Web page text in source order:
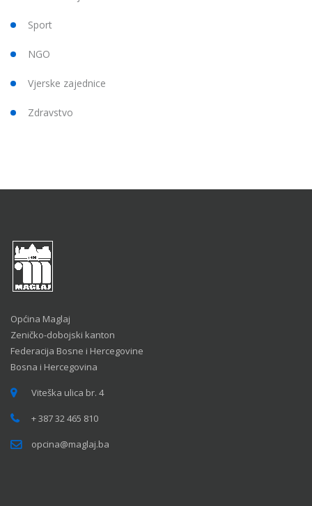
Sport
NGO
Vjerske zajednice
Zdravstvo
Općina Maglaj
Zeničko-dobojski kanton
Federacija Bosne i Hercegovine
Bosna i Hercegovina
Viteška ulica br. 4
+ 387 32 465 810
opcina@maglaj.ba